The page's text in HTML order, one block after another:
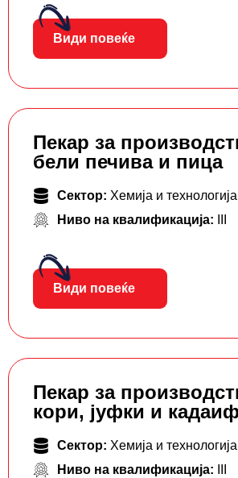
Види повеќе
Пекар за
бели печива и пица
Сектор: Хемија и технологија
Ниво на квалификација:
Види повеќе
Пекар за
кори, јуфки и кадаиф
Сектор: Хемија и технологија
Ниво на квалификација: